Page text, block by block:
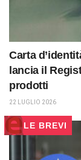
Carta
lancia il
prodotti
22 LUGLIO 2026
LE BREVI